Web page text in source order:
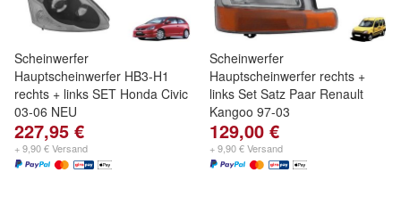
Scheinwerfer
Hauptscheinwerfer HB3-H1
rechts + links SET Honda Civic
03-06 NEU
227,95 €
+ 9,90 € Versand
Scheinwerfer
Hauptscheinwerfer rechts +
links Set Satz Paar Renault
Kangoo 97-03
129,00 €
+ 9,90 € Versand